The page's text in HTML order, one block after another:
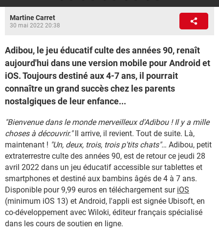
Martine Carret
30 mai 2022 20:38
Adibou, le jeu éducatif culte des années 90, renaît
aujourd'hui dans une version mobile pour Android et
iOS. Toujours destiné aux 4-7 ans, il pourrait
connaître un grand succès chez les parents
nostalgiques de leur enfance...
"Bienvenue dans le monde merveilleux d'Adibou ! Il y a mille
choses à découvrir."Il arrive, il revient. Tout de suite. Là,
maintenant ! "Un, deux, trois, trois p'tits chats"… Adibou, petit
extraterrestre culte des années 90, est de retour ce jeudi 28
avril 2022 dans un jeu éducatif accessible sur tablettes et
smartphones et destiné aux bambins âgés de 4 à 7 ans.
Disponible pour 9,99 euros en téléchargement sur iOS
(minimum iOS 13) et Android, l'appli est signée Ubisoft, en
co-développement avec Wiloki, éditeur français spécialisé
dans les cours de soutien en ligne.